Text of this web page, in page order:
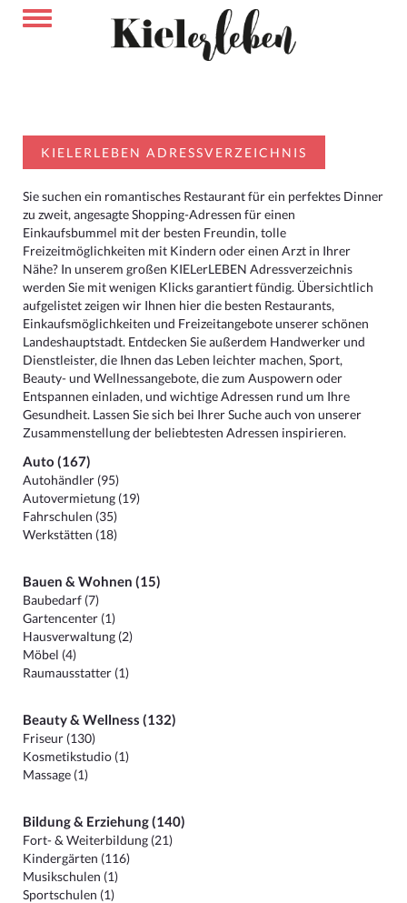
KIELERLEBEN ADRESSVERZEICHNIS
Sie suchen ein romantisches Restaurant für ein perfektes Dinner
zu zweit, angesagte Shopping-Adressen für einen
Einkaufsbummel mit der besten Freundin, tolle
Freizeitmöglichkeiten mit Kindern oder einen Arzt in Ihrer
Nähe? In unserem großen KIELerLEBEN Adressverzeichnis
werden Sie mit wenigen Klicks garantiert fündig. Übersichtlich
aufgelistet zeigen wir Ihnen hier die besten Restaurants,
Einkaufsmöglichkeiten und Freizeitangebote unserer schönen
Landeshauptstadt. Entdecken Sie außerdem Handwerker und
Dienstleister, die Ihnen das Leben leichter machen, Sport,
Beauty- und Wellnessangebote, die zum Auspowern oder
Entspannen einladen, und wichtige Adressen rund um Ihre
Gesundheit. Lassen Sie sich bei Ihrer Suche auch von unserer
Zusammenstellung der beliebtesten Adressen inspirieren.
Auto (167)
Autohändler (95)
Autovermietung (19)
Fahrschulen (35)
Werkstätten (18)
Bauen & Wohnen (15)
Baubedarf (7)
Gartencenter (1)
Hausverwaltung (2)
Möbel (4)
Raumausstatter (1)
Beauty & Wellness (132)
Friseur (130)
Kosmetikstudio (1)
Massage (1)
Bildung & Erziehung (140)
Fort- & Weiterbildung (21)
Kindergärten (116)
Musikschulen (1)
Sportschulen (1)